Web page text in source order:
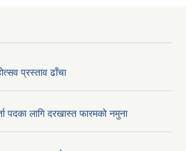
प्रस्ताव ढाँचा
पदका लागि दरखास्त फारमको नमुना